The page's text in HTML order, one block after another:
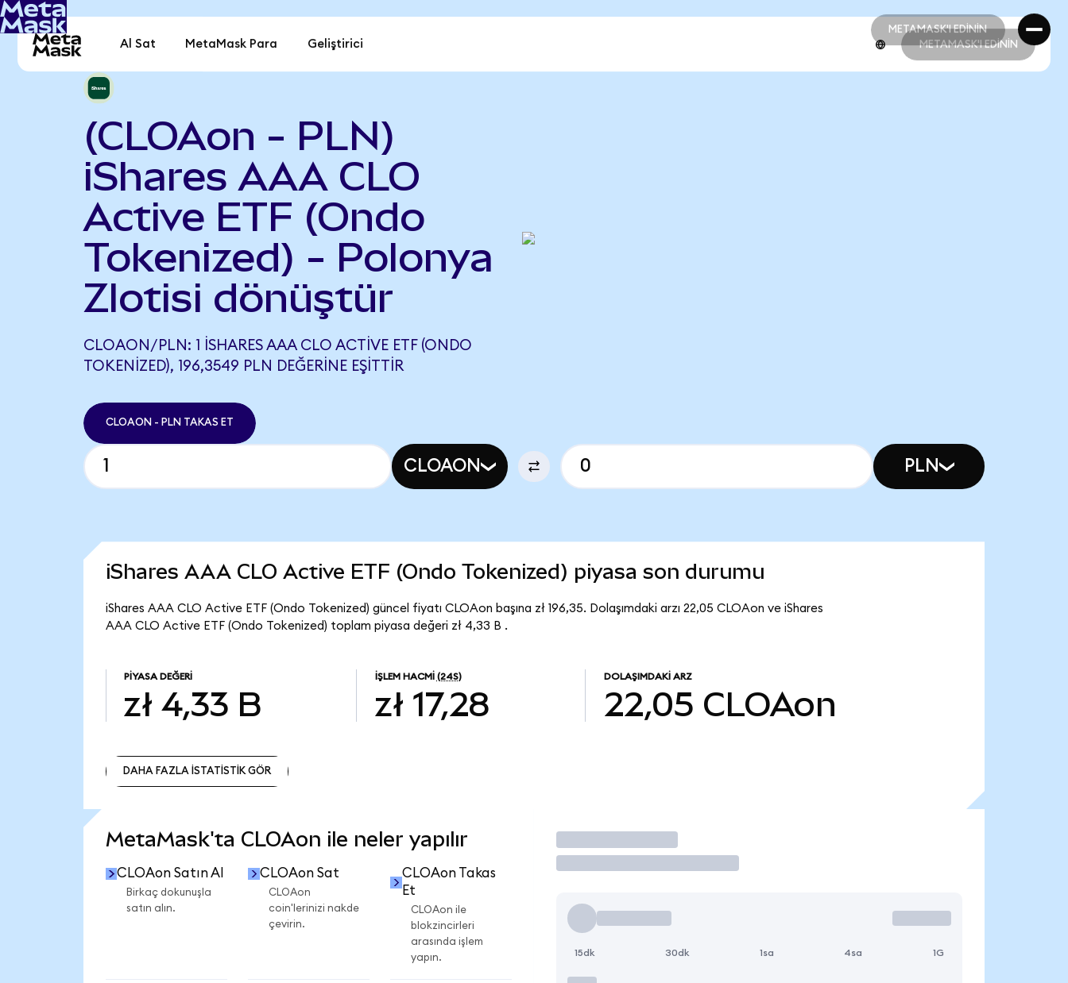
METAMASK'I EDİNİN
METAMASK'I EDİNİN
Al Sat MetaMask Para Geliştirici METAMASK'I EDİNİN
(CLOAon - PLN)
iShares AAA CLO
Active ETF (Ondo
Tokenized) - Polonya
Zlotisi dönüştür
CLOAON/PLN: 1 ISHARES AAA CLO ACTIVE ETF (ONDO
TOKENIZED), 196,3549 PLN DEĞERINE EŞITTIR
CLOAON - PLN TAKAS ET
CLOAON PLN
iShares AAA CLO Active ETF (Ondo Tokenized) piyasa son durumu
iShares AAA CLO Active ETF (Ondo Tokenized) güncel fiyatı CLOAon başına zł 196,35. Dolaşımdaki arzı 22,05 CLOAon ve iShares
AAA CLO Active ETF (Ondo Tokenized) toplam piyasa değeri zł 4,33 B .
PIYASA DEĞERI
zł 4,33 B
İŞLEM HACMI (24S)
zł 17,28
DOLAŞIMDAKI ARZ
22,05 CLOAon
DAHA FAZLA İSTATİSTİK GÖR
MetaMask'ta CLOAon ile neler yapılır
CLOAon Satın Al
Birkaç dokunuşla
satın alın.
CLOAon Sat
CLOAon
coin'lerinizi nakde
çevirin.
CLOAon Takas
Et
CLOAon ile
blokzincirleri
arasında işlem
yapın.
İşlem Yap
15dk 30dk 1sa 4sa 1G